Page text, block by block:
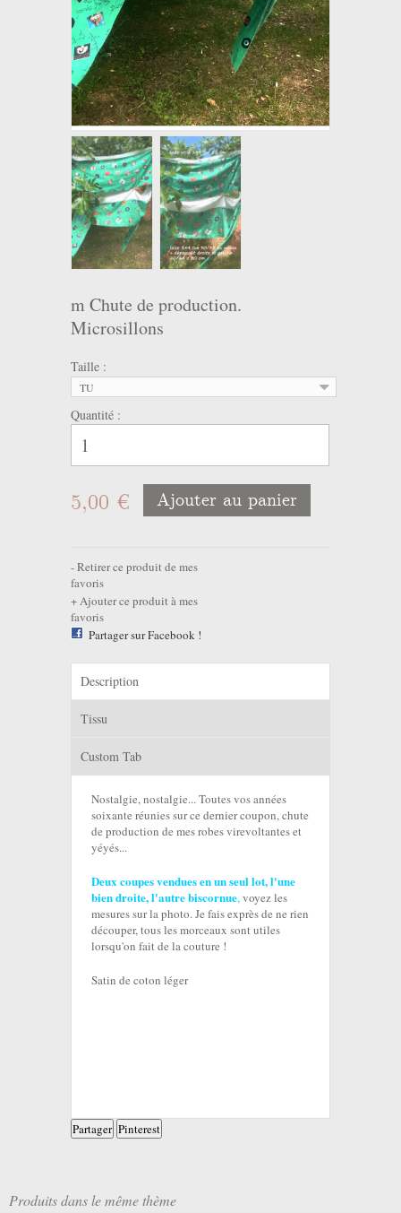
m Chute de production.
Microsillons
Taille :
TU
Quantité :
5,00 € Ajouter au panier
Retirer ce produit de mes
favoris
Ajouter ce produit à mes
favoris
Partager sur Facebook !
Description
Tissu
Custom Tab
Nostalgie, nostalgie... Toutes vos années
soixante réunies sur ce dernier coupon, chute
de production de mes robes virevoltantes et
yéyés...
Deux coupes vendues en un seul lot, l'une
bien droite, l'autre biscornue,voyez les
mesures sur la photo. Je fais exprès de ne rien
découper, tous les morceaux sont utiles
lorsqu'on fait de la couture !
Satin de coton léger
Partager Pinterest
Produits dans le même thème